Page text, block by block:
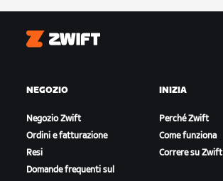
Zwift
NEGOZIO
Negozio Zwift
Ordini e fatturazione
Resi
Domande frequenti sul
INIZIA
Perché Zwift
Come funziona
Correre su Zwift